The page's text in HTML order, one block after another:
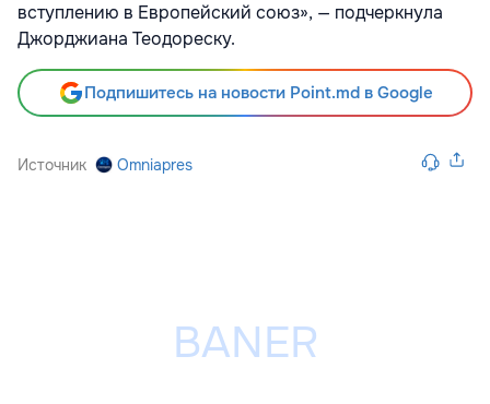
вступлению в Европейский союз», — подчеркнула
Джорджиана Теодореску.
Подпишитесь на новости Point.md в Google
Источник Omniapres